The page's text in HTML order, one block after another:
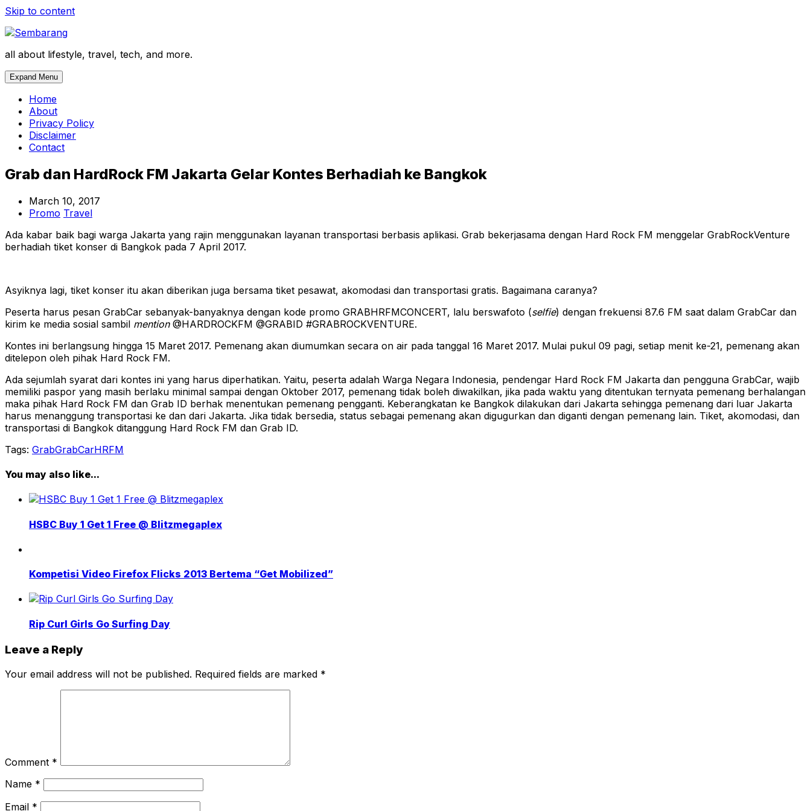
Skip to content
all about lifestyle, travel, tech, and more.
Expand Menu
Home
About
Privacy Policy
Disclaimer
Contact
Grab dan HardRock FM Jakarta Gelar Kontes Berhadiah ke Bangkok
March 10, 2017
Promo Travel
Ada kabar baik bagi warga Jakarta yang rajin menggunakan layanan transportasi berbasis aplikasi. Grab bekerjasama dengan Hard Rock FM menggelar GrabRockVenture
berhadiah tiket konser di Bangkok pada 7 April 2017.
Asyiknya lagi, tiket konser itu akan diberikan juga bersama tiket pesawat, akomodasi dan transportasi gratis. Bagaimana caranya?
Peserta harus pesan GrabCar sebanyak-banyaknya dengan kode promo GRABHRFMCONCERT, lalu berswafoto (selfie) dengan frekuensi 87.6 FM saat dalam GrabCar dan
kirim ke media sosial sambil mention@HARDROCKFM @GRABID #GRABROCKVENTURE.
Kontes ini berlangsung hingga 15 Maret 2017. Pemenang akan diumumkan secara on air pada tanggal 16 Maret 2017. Mulai pukul 09 pagi, setiap menit ke-21, pemenang akan
ditelepon oleh pihak Hard Rock FM.
Ada sejumlah syarat dari kontes ini yang harus diperhatikan. Yaitu, peserta adalah Warga Negara Indonesia, pendengar Hard Rock FM Jakarta dan pengguna GrabCar, wajib
memiliki paspor yang masih berlaku minimal sampai dengan Oktober 2017, pemenang tidak boleh diwakilkan, jika pada waktu yang ditentukan ternyata pemenang berhalangan
maka pihak Hard Rock FM dan Grab ID berhak menentukan pemenang pengganti. Keberangkatan ke Bangkok dilakukan dari Jakarta sehingga pemenang dari luar Jakarta
harus menanggung transportasi ke dan dari Jakarta. Jika tidak bersedia, status sebagai pemenang akan digugurkan dan diganti dengan pemenang lain. Tiket, akomodasi, dan
transportasi di Bangkok ditanggung Hard Rock FM dan Grab ID.
Tags: GrabGrabCarHRFM
You may also like...
HSBC Buy 1 Get 1 Free @ Blitzmegaplex
Kompetisi Video Firefox Flicks 2013 Bertema “Get Mobilized”
Rip Curl Girls Go Surfing Day
Leave a Reply
Your email address will not be published. Required fields are marked *
Comment *
Name *
Email *